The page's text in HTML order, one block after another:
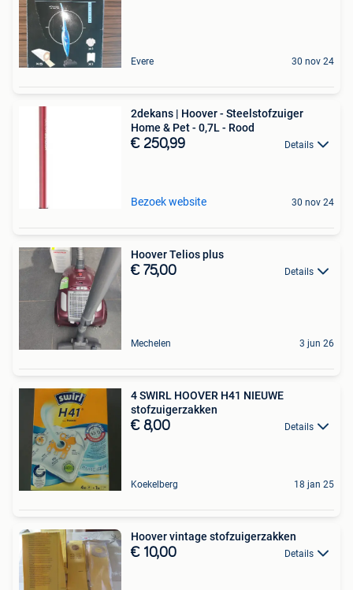
Evere 30 nov 24
2dekans | Hoover - Steelstofzuiger
Home & Pet - 0,7L - Rood
€ 250,99 Details
Bezoek website 30 nov 24
Hoover Telios plus
€ 75,00 Details
Mechelen 3 jun 26
4 SWIRL HOOVER H41 NIEUWE
stofzuigerzakken
€ 8,00 Details
Koekelberg 18 jan 25
Hoover vintage stofzuigerzakken
€ 10,00 Details